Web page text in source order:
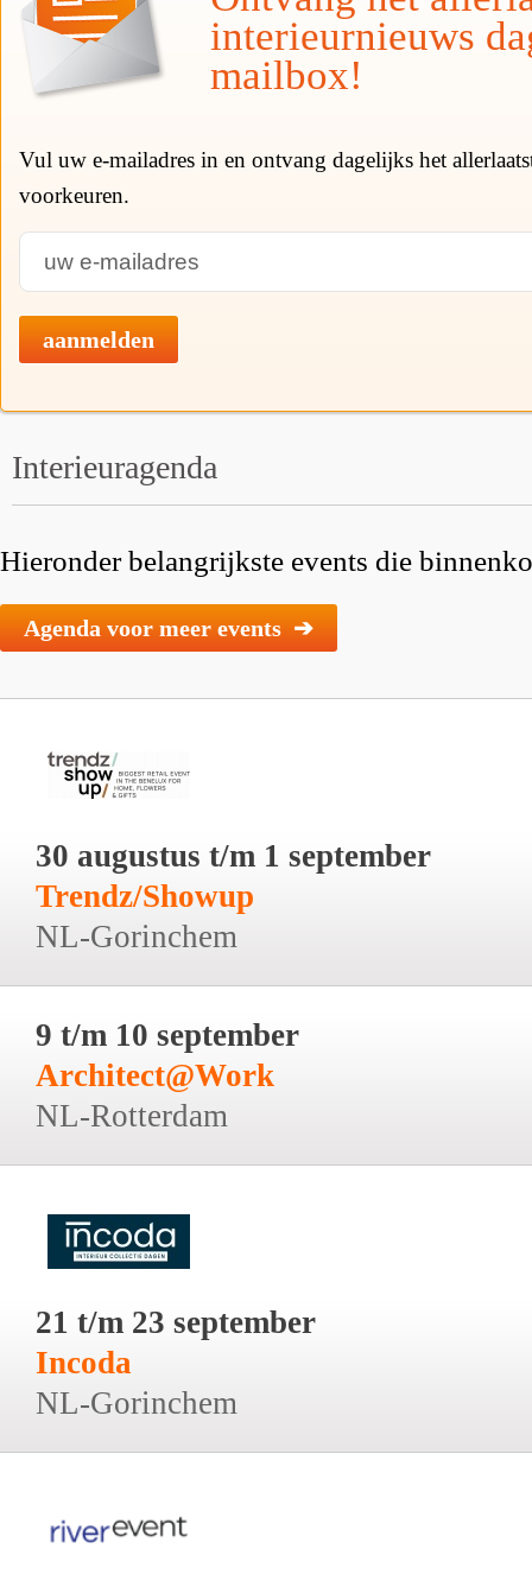
interieurnieuws
mailbox!
Vul uw e-mailadres in en ontvang dagelijks het
voorkeuren.
aanmelden
Interieuragenda
Hieronder belangrijkste events die
Agenda voor meer events ➔
30 augustus t/m 1 september
Trendz/Showup
NL-Gorinchem
9 t/m 10 september
Architect@Work
NL-Rotterdam
21 t/m 23 september
Incoda
NL-Gorinchem